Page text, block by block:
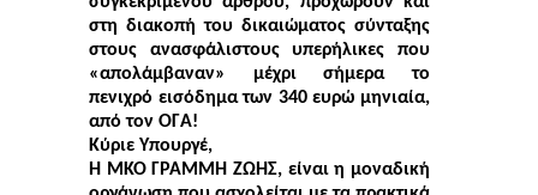
στη διακοπή του δικαιώματος σύνταξης
στους ανασφάλιστους υπερήλικες που
«απολάμβαναν» μέχρι σήμερα το
πενιχρό εισόδημα των 340 ευρώ μηνιαία,
από τον ΟΓΑ!
Κύριε Υπουργέ,
Η ΜΚΟ ΓΡΑΜΜΗ ΖΩΗΣ, είναι η μοναδική